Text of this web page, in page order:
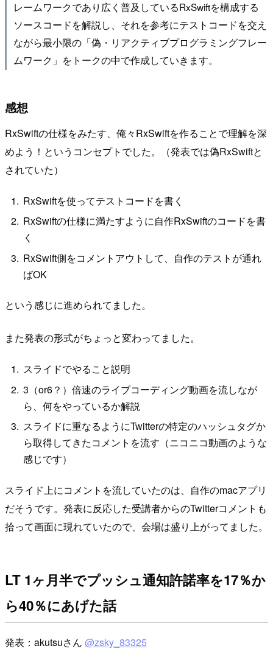
レームワークであり広く普及しているRxSwiftを構成する
ソースコードを解説し、それを参考にテストコードを交え
ながら最小限の「偽・リアクティブプログラミングフレー
ムワーク」をトークの中で作成していきます。
感想
RxSwiftの仕様をみたす、俺々RxSwiftを作ることで理解を深
めよう！というコンセプトでした。（発表では偽RxSwiftと
されていた）
RxSwiftを使ってテストコードを書く
RxSwiftの仕様に満たすように自作RxSwiftのコードを書
く
RxSwift側をコメントアウトして、自作のテストが通れ
ばOK
という感じに進められてました。
また発表の形式がちょっと変わってました。
スライドでやること説明
3（or6？）倍速のライブコーディング動画を流しなが
ら、何をやっているか解説
スライドに重なるようにTwitterの特定のハッシュタグか
ら取得してきたコメントを流す（ニコニコ動画のような
感じです）
スライド上にコメントを流していたのは、自作のmacアプリ
だそうです。発表に反応した受講者からのTwitterコメントも
拾って画面に現れていたので、会場は盛り上がってました。
LT 1ヶ月半でプッシュ通知許諾率を17％か
ら40％にあげた話
発表：akutsuさん @zsky_83325